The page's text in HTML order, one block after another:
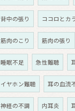
背中の張り ココロとカ
筋肉のこり 筋肉の張り
睡眠不足 急性難聴
イヤホン難聴 耳の血流
神経の不調 内耳炎